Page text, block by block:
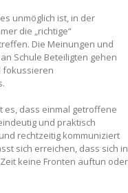
unmöglich ist, in der
die „richtige“
Die Meinungen und
Schule Beteiligten gehen
fokussieren
es, dass einmal getroffene
und praktisch
rechtzeitig kommuniziert
sich erreichen, dass sich in
keine Fronten auftun oder